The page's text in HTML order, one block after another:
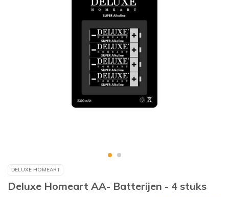
DELUXE HOMEART
Deluxe Homeart AA- Batterijen - 4 stuks